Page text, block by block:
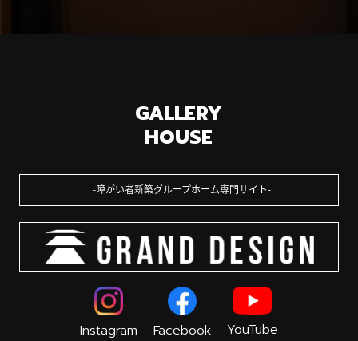
GALLERY
HOUSE
障がい者新築グループホーム専門サイト
Instagram Facebook YouTube